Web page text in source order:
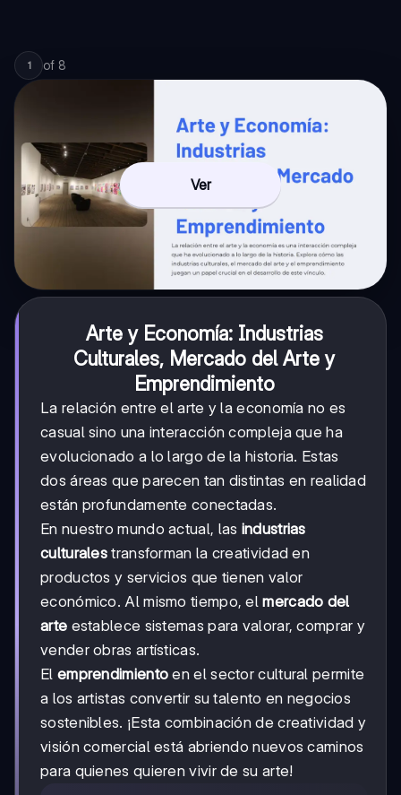
1 of 8
Ver
Arte y Economía: Industrias
Culturales, Mercado del Arte y
Emprendimiento
La relación entre el arte y la economía no es
casual sino una interacción compleja que ha
evolucionado a lo largo de la historia. Estas
dos áreas que parecen tan distintas en realidad
están profundamente conectadas.
En nuestro mundo actual, las industrias
culturales transforman la creatividad en
productos y servicios que tienen valor
económico. Al mismo tiempo, elmercado del
arte establece sistemas para valorar, comprar y
vender obras artísticas.
El emprendimiento en el sector cultural permite
a los artistas convertir su talento en negocios
sostenibles. ¡Esta combinación de creatividad y
visión comercial está abriendo nuevos caminos
para quienes quieren vivir de su arte!